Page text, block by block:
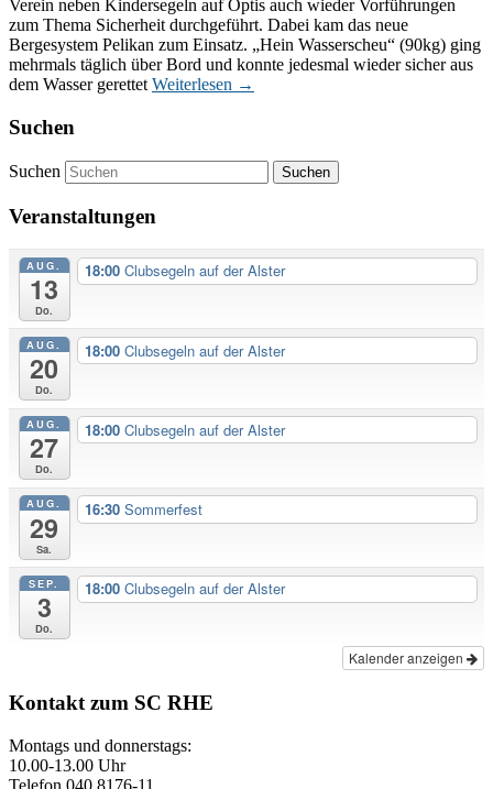
Verein neben Kindersegeln auf Optis auch wieder Vorführungen
zum Thema Sicherheit durchgeführt. Dabei kam das neue
Bergesystem Pelikan zum Einsatz. „Hein Wasserscheu“ (90kg) ging
mehrmals täglich über Bord und konnte jedesmal wieder sicher aus
dem Wasser gerettetWeiterlesen →
Suchen
Suchen
Veranstaltungen
AUG.
13
Do.
18:00 Clubsegeln auf der Alster
AUG.
20
Do.
18:00 Clubsegeln auf der Alster
AUG.
27
Do.
18:00 Clubsegeln auf der Alster
AUG.
29
Sa.
16:30 Sommerfest
SEP.
3
Do.
18:00 Clubsegeln auf der Alster
Kalender anzeigen
Kontakt zum SC RHE
Montags und donnerstags:
10.00-13.00 Uhr
Telefon 040 8176-11